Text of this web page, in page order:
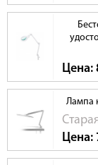
Цена:
Лампа
Цена: